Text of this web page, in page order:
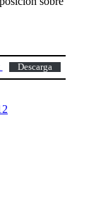
Descarga